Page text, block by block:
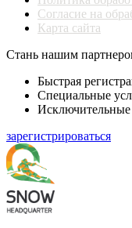
Согласие на
Карта сайта
Стань нашим
Быстрая
Специальные
Исключительные
зарегистрироваться